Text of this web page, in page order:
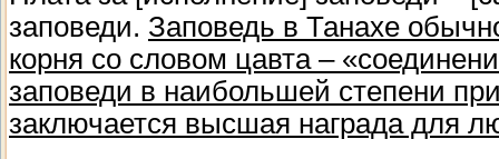
заповеди. Заповедь в Танахе
корня со словом цавта –
заповеди в наибольшей степени
заключается высшая награда для